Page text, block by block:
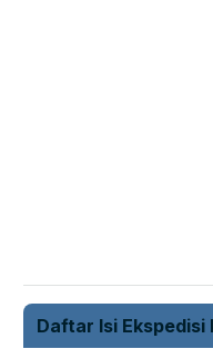
Daftar Isi Ekspedisi